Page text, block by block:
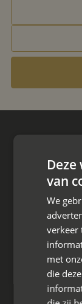
van
We
verkeer
met
die